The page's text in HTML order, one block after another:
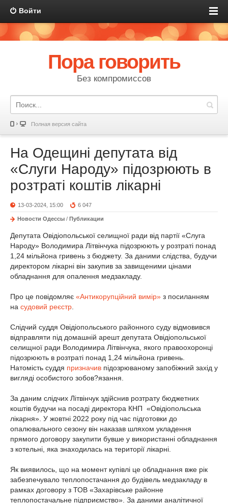
Войти
Пора говорить
Без компромиссов
Полная версия сайта
На Одещині депутата від
«Слуги Народу» підозрюють в
розтраті коштів лікарні
13-03-2024, 15:00 6 047
Новости Одессы / Публикации
Депутата Овідіопольської селищної ради від партії «Слуга
Народу» Володимира Літвінчука підозрюють у розтраті понад
1,24 мільйона гривень з бюджету. За даними слідства, будучи
директором лікарні він закупив за завищеними цінами
обладнання для опалення медзакладу.
Про це повідомляє «Антикорупційний вимір» з посиланням
на судовий реєстр
Слідчий суддя Овідіопольського районного суду відмовився
відправляти під домашній арешт депутата Овідіопольської
селищної ради Володимира Літвінчука, якого правоохоронці
підозрюють в розтраті понад 1,24 мільйона гривень.
Натомість суддя призначив підозрюваному запобіжний захід у
вигляді особистого зобов?язання.
За даним слідчих Літвінчук здійснив розтрату бюджетних
коштів будучи на посаді директора КНП «Овідіопольська
лікарня». У жовтні 2022 року під час підготовки до
опалювального сезону він наказав шляхом укладення
прямого договору закупити бувше у використанні обладнання
з котельні, яка знаходилась на території лікарні.
Як виявилось, що на момент купівлі це обладнання вже рік
забезпечувало теплопостачання до будівель медзакладу в
рамках договору з ТОВ «Захарівське районне
теплопостачальне підприємство». За даними аналітичної